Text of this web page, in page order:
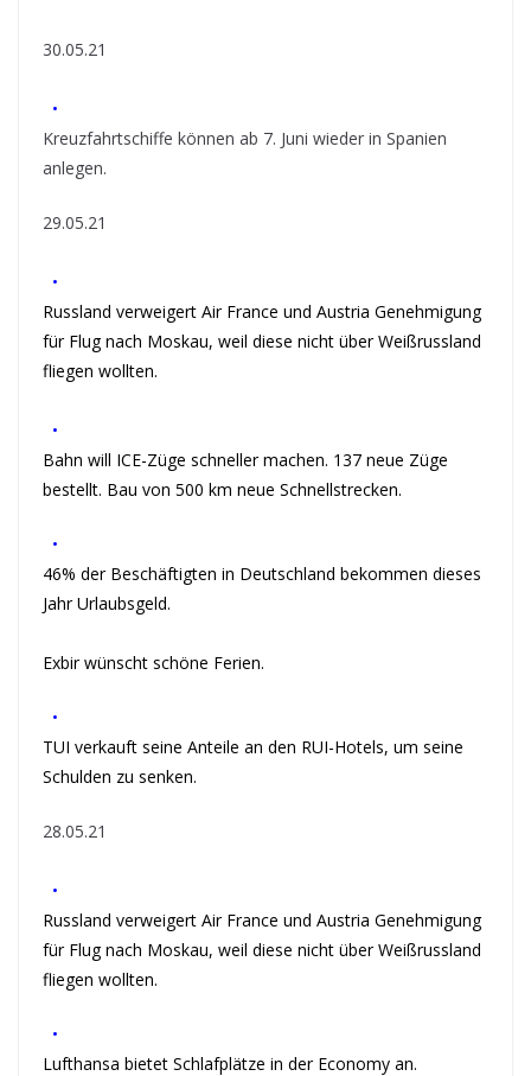
30.05.21
•
Kreuzfahrtschiffe können ab 7. Juni wieder in Spanien
anlegen.
29.05.21
•
Russland verweigert Air France und Austria Genehmigung
für Flug nach Moskau, weil diese nicht über Weißrussland
fliegen wollten.
•
Bahn will ICE-Züge schneller machen. 137 neue Züge
bestellt. Bau von 500 km neue Schnellstrecken.
•
46% der Beschäftigten in Deutschland bekommen dieses
Jahr Urlaubsgeld.
Exbir wünscht schöne Ferien.
•
TUI verkauft seine Anteile an den RUI-Hotels, um seine
Schulden zu senken.
28.05.21
•
Russland verweigert Air France und Austria Genehmigung
für Flug nach Moskau, weil diese nicht über Weißrussland
fliegen wollten.
•
Lufthansa bietet Schlafplätze in der Economy an.